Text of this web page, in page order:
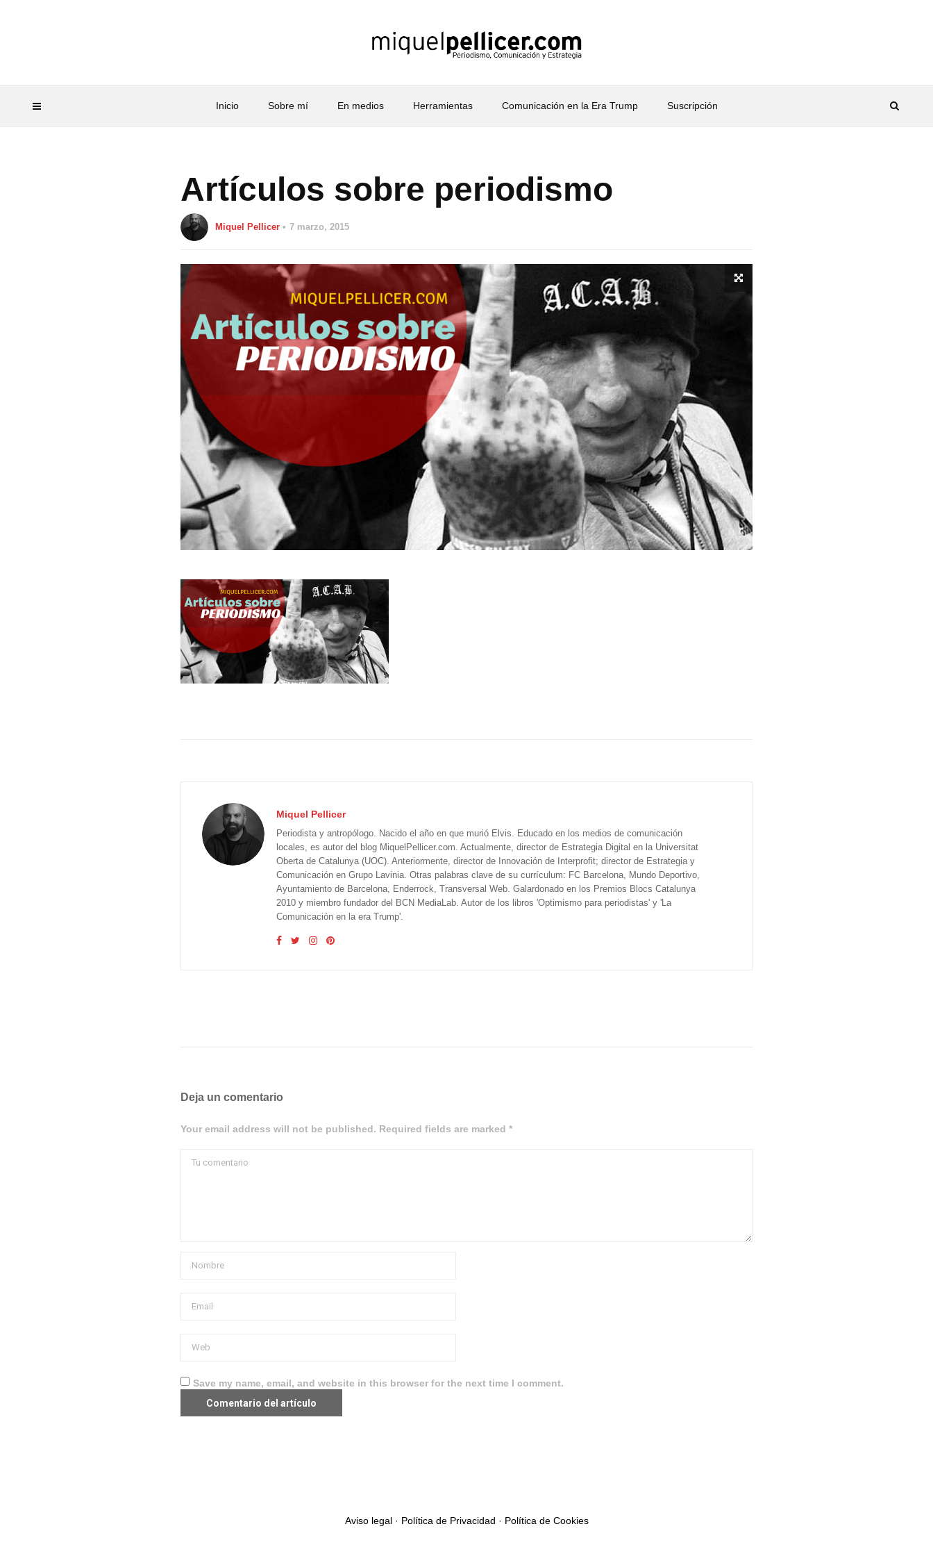
Inicio Sobre mí En medios Herramientas Comunicación en la Era Trump Suscripción
Artículos sobre periodismo
Miquel Pellicer 7 marzo, 2015
Miquel Pellicer
Periodista y antropólogo. Nacido el año en que murió Elvis. Educado en los medios de comunicación
locales, es autor del blog MiquelPellicer.com. Actualmente, director de Estrategia Digital en la Universitat
Oberta de Catalunya (UOC). Anteriormente, director de Innovación de Interprofit; director de Estrategia y
Comunicación en Grupo Lavinia. Otras palabras clave de su currículum: FC Barcelona, Mundo Deportivo,
Ayuntamiento de Barcelona, Enderrock, Transversal Web. Galardonado en los Premios Blocs Catalunya
2010 y miembro fundador del BCN MediaLab. Autor de los libros 'Optimismo para periodistas' y 'La
Comunicación en la era Trump'.
Deja un comentario
Your email address will not be published. Required fields are marked *
Save my name, email, and website in this browser for the next time I comment.
Aviso legal· Política de Privacidad · Política de Cookies